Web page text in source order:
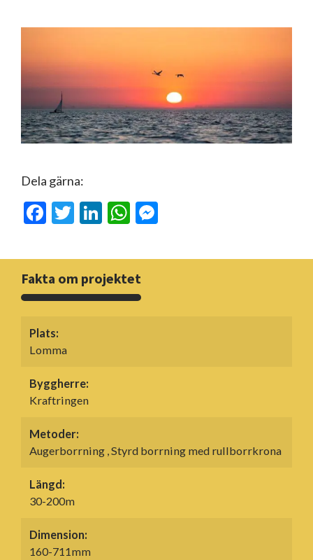
Dela gärna:
Facebook
Twitter
LinkedIn
WhatsApp
Fakta om projektet
Plats:
Lomma
Byggherre:
Kraftringen
Metoder:
Augerborrning , Styrd borrning med rullborrkrona
Längd:
30-200m
Dimension:
160-711mm